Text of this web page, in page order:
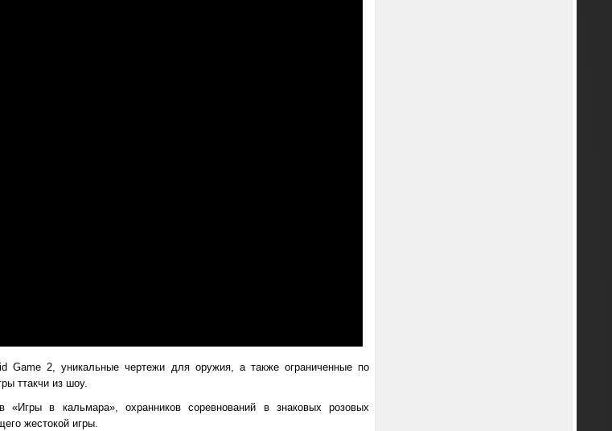
Game 2, уникальные чертежи для оружия, а также ограниченные по
ттакчи из шоу.
«Игры в кальмара», охранников соревнований в знаковых розовых
жестокой игры.